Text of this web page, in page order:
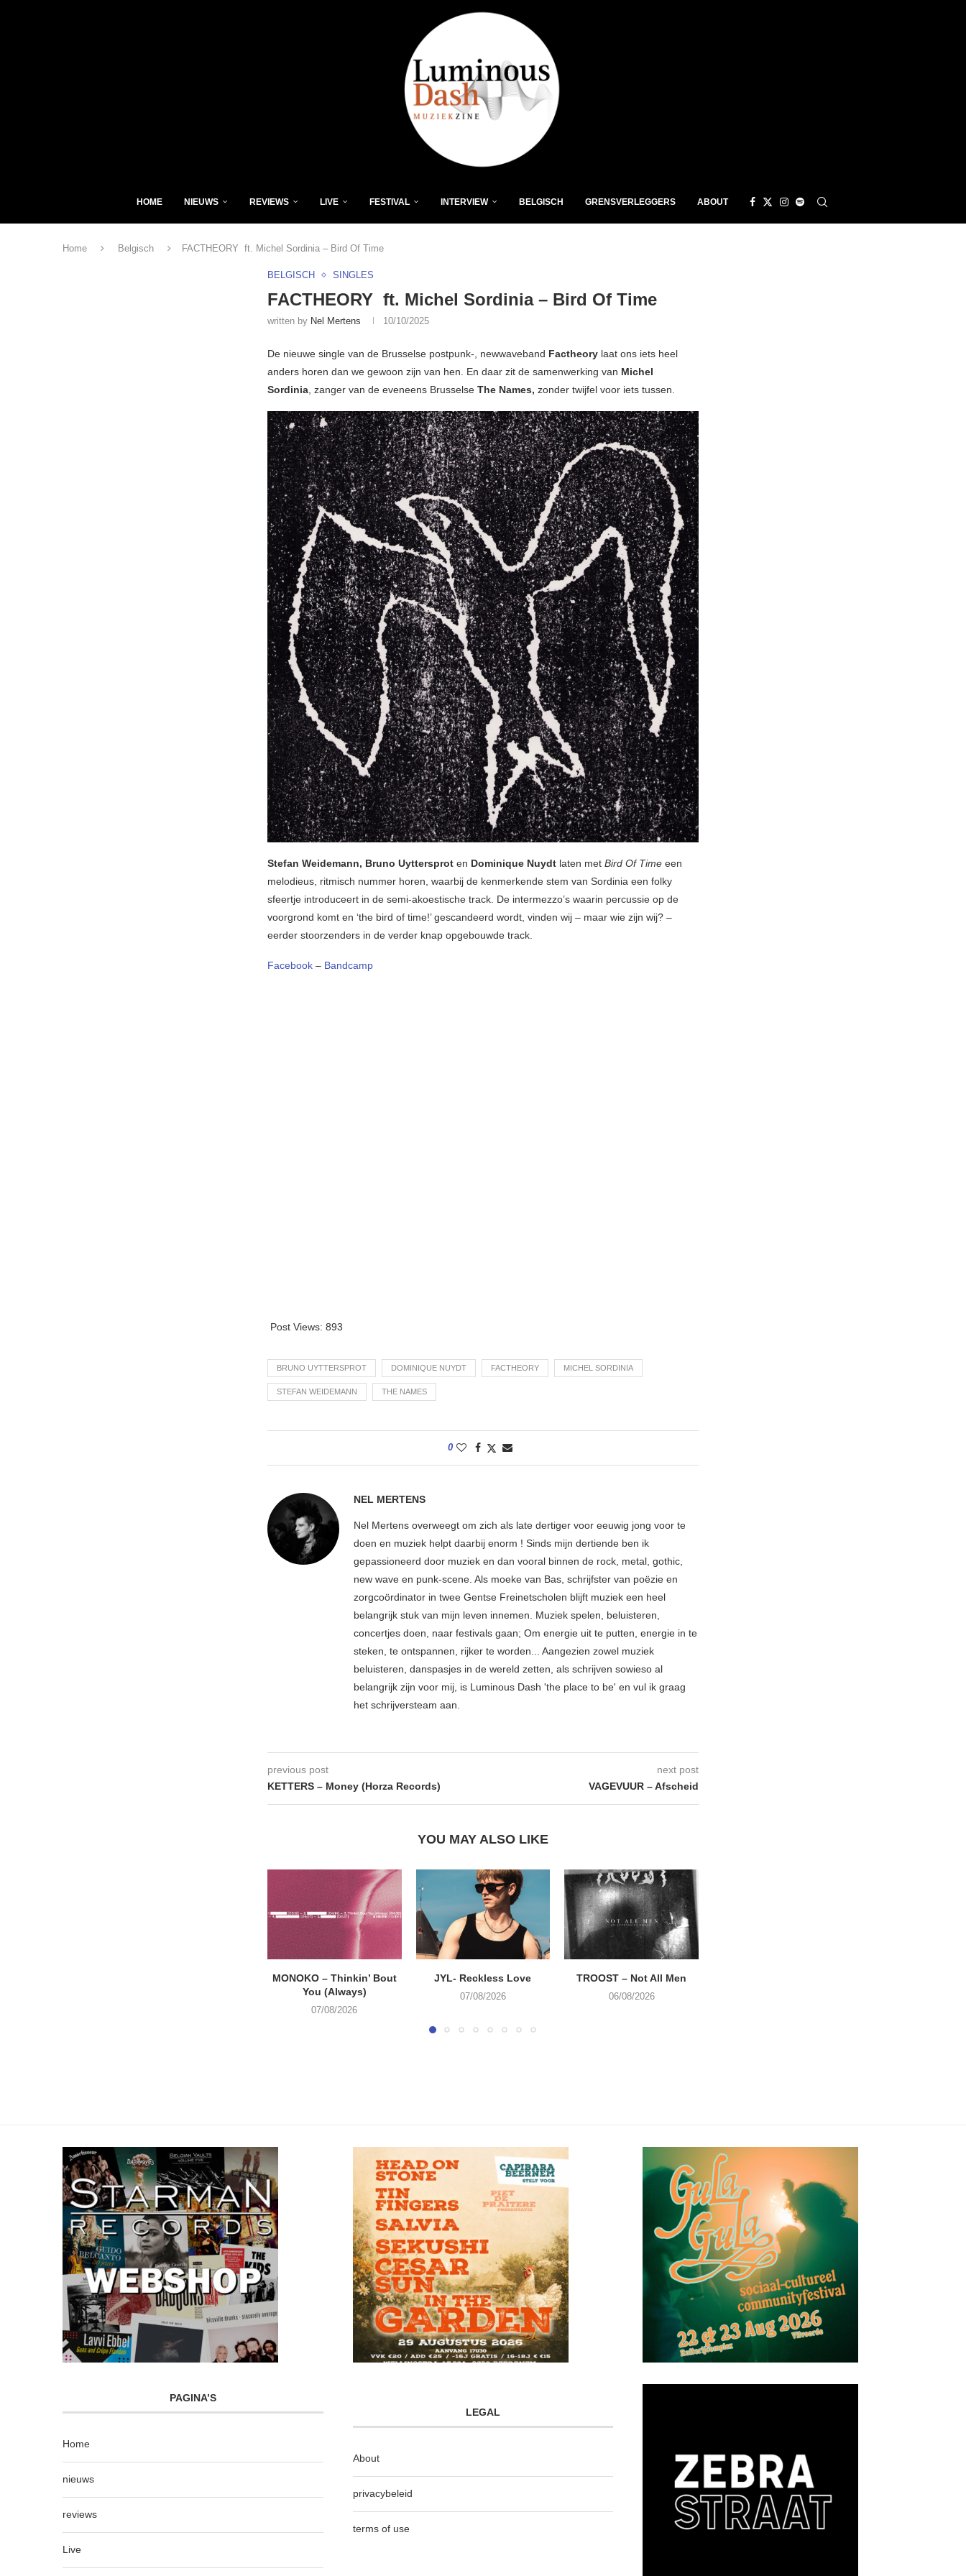
HOME NIEUWS REVIEWS LIVE FESTIVAL INTERVIEW BELGISCH GRENSVERLEGGERS ABOUT
Home Belgisch FACTHEORY ft. Michel Sordinia – Bird Of Time
BELGISCH SINGLES
FACTHEORY ft. Michel Sordinia – Bird Of Time
written by Nel Mertens 10/10/2025
De nieuwe single van de Brusselse postpunk-, newwaveband Factheory laat ons iets heel
anders horen dan we gewoon zijn van hen. En daar zit de samenwerking van Michel
Sordinia, zanger van de eveneens Brusselse The Names, zonder twijfel voor iets tussen.
Stefan Weidemann, Bruno Uyttersprot en Dominique Nuydt laten met Bird Of Time een
melodieus, ritmisch nummer horen, waarbij de kenmerkende stem van Sordinia een folky
sfeertje introduceert in de semi-akoestische track. De intermezzo’s waarin percussie op de
voorgrond komt en ‘the bird of time!’ gescandeerd wordt, vinden wij – maar wie zijn wij? –
eerder stoorzenders in de verder knap opgebouwde track.
Facebook – Bandcamp
Post Views: 893
BRUNO UYTTERSPROT DOMINIQUE NUYDT FACTHEORY MICHEL SORDINIA
STEFAN WEIDEMANN THE NAMES
0
NEL MERTENS
Nel Mertens overweegt om zich als late dertiger voor eeuwig jong voor te
doen en muziek helpt daarbij enorm ! Sinds mijn dertiende ben ik
gepassioneerd door muziek en dan vooral binnen de rock, metal, gothic,
new wave en punk-scene. Als moeke van Bas, schrijfster van poëzie en
zorgcoördinator in twee Gentse Freinetscholen blijft muziek een heel
belangrijk stuk van mijn leven innemen. Muziek spelen, beluisteren,
concertjes doen, naar festivals gaan; Om energie uit te putten, energie in te
steken, te ontspannen, rijker te worden... Aangezien zowel muziek
beluisteren, danspasjes in de wereld zetten, als schrijven sowieso al
belangrijk zijn voor mij, is Luminous Dash 'the place to be' en vul ik graag
het schrijversteam aan.
previous post
KETTERS – Money (Horza Records)
next post
VAGEVUUR – Afscheid
YOU MAY ALSO LIKE
MONOKO – Thinkin’ Bout
You (Always)
07/08/2026
JYL- Reckless Love
07/08/2026
TROOST – Not All Men
06/08/2026
PAGINA’S
Home
nieuws
reviews
Live
LEGAL
About
privacybeleid
terms of use